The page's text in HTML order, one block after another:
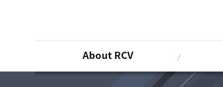
About RCV